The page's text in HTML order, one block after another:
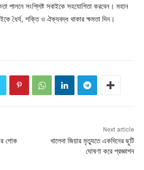
পালনে সংশ্লিষ্ট সবাইকে সহযোগিতা করবেন। মহান
ধৈর্য, শক্তি ও ঐক্যবদ্ধ থাকার ক্ষমতা দিন।
শোক
Next article
খালেদা জিয়ার মৃত্যুতে একদিনের ছুটি
ঘোষণা করে প্রজ্ঞাপন